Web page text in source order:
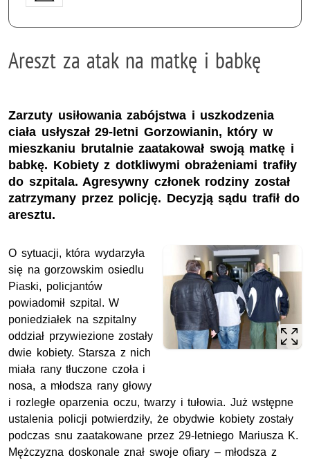
Areszt za atak na matkę i babkę
Zarzuty usiłowania zabójstwa i uszkodzenia
ciała usłyszał 29-letni Gorzowianin, który w
mieszkaniu brutalnie zaatakował swoją matkę i
babkę. Kobiety z dotkliwymi obrażeniami trafiły
do szpitala. Agresywny członek rodziny został
zatrzymany przez policję. Decyzją sądu trafił do
aresztu.
O sytuacji, która wydarzyła
się na gorzowskim osiedlu
Piaski, policjantów
powiadomił szpital. W
poniedziałek na szpitalny
oddział przywiezione zostały
dwie kobiety. Starsza z nich
miała rany tłuczone czoła i
nosa, a młodsza rany głowy
i rozległe oparzenia oczu, twarzy i tułowia. Już wstępne
ustalenia policji potwierdziły, że obydwie kobiety zostały
podczas snu zaatakowane przez 29-letniego Mariusza K.
Mężczyzna doskonale znał swoje ofiary – młodsza z